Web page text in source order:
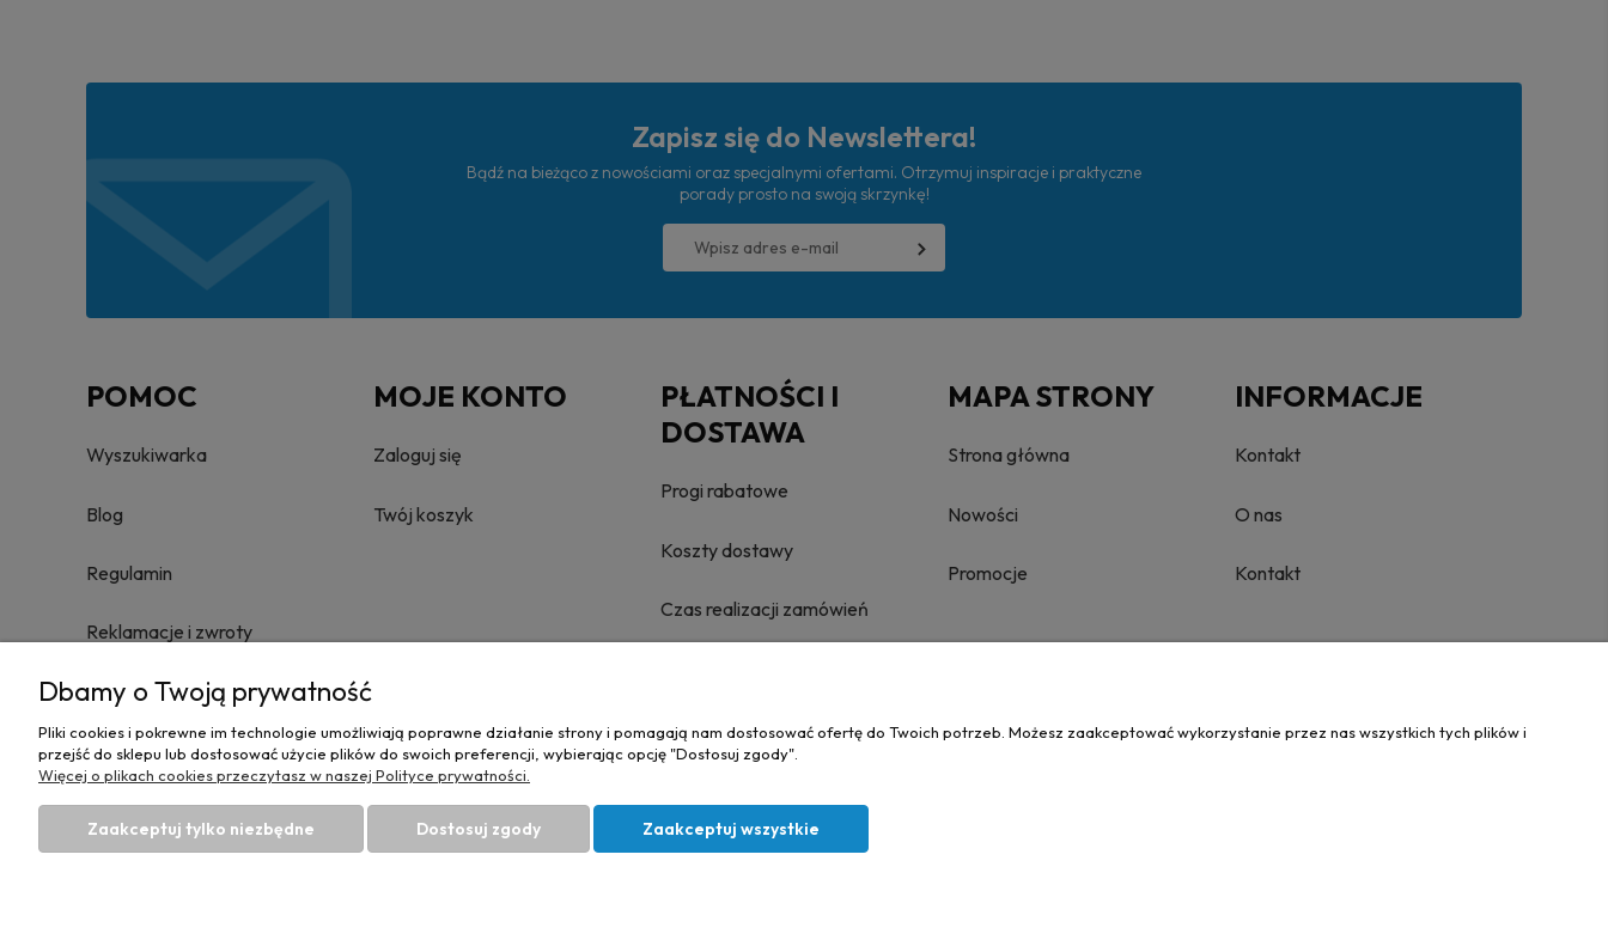
Zapisz się do Newslettera!
Bądź na bieżąco z nowościami oraz specjalnymi ofertami. Otrzymuj inspiracje i praktyczne
porady prosto na swoją skrzynkę!
POMOC
Wyszukiwarka
Blog
Regulamin
Reklamacje i zwroty
Towary nie podlegające zwrotowi
Polityka prywatności
MOJE KONTO
Zaloguj się
Twój koszyk
PŁATNOŚCI I
DOSTAWA
Progi rabatowe
Koszty dostawy
Czas realizacji zamówień
MAPA STRONY
Strona główna
Nowości
Promocje
INFORMACJE
Kontakt
O nas
Kontakt
Hurtownia materiałów tapicerskich Adrian| ul. Chorzowska 50e, 44-100 Gliwice, woj. śląskie | E-mail:
Dbamy o Twoją prywatność
Pliki cookies i pokrewne im technologie umożliwiają poprawne działanie strony i pomagają nam dostosować ofertę do Twoich potrzeb. Możesz zaakceptować wykorzystanie przez nas wszystkich tych plików i
przejść do sklepu lub dostosować użycie plików do swoich preferencji, wybierając opcję "Dostosuj zgody".
Więcej o plikach cookies przeczytasz w naszej Polityce prywatności.
Zaakceptuj tylko niezbędne Dostosuj zgody Zaakceptuj wszystkie